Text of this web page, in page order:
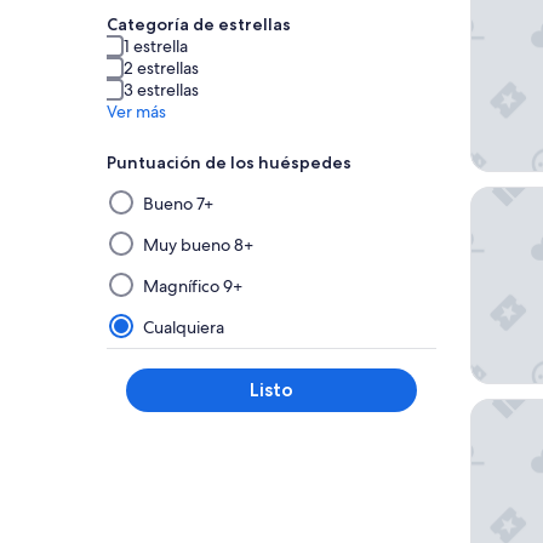
Categoría de estrellas
1 estrella
2 estrellas
3 estrellas
Ver más
Puntuación de los huéspedes
Al
seleccionar
y
aplicar
un
filtro
de
este
grupo,
Bueno 7+
Muy bueno 8+
Magnífico 9+
Cualquiera
Listo
Waldorf
The